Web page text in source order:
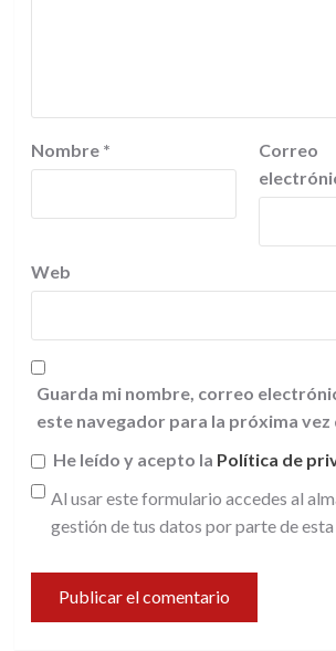
Nombre *
Correo
Web
Guarda mi nombre, correo
este navegador para la próxima vez
He leído y acepto la Política de
Al usar este formulario accedes al
gestión de tus datos por parte de esta